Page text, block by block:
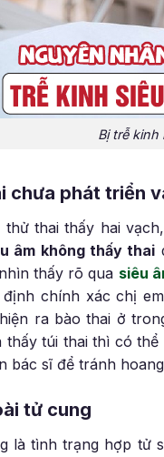
Bị trễ kinh
chưa phát triển
thử thai thấy hai
âm không thấy thai
thấy rõ qua siêu
chính xác chị
ra bào thai ở
thấy túi thai thì có
bác sĩ để tránh
tử cung
là tình trạng hợp tử